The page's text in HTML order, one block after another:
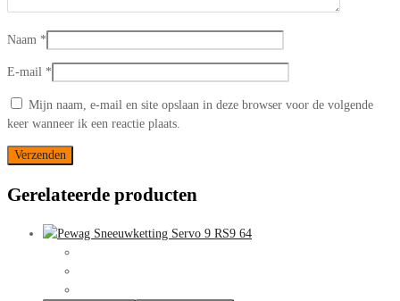
Naam *
E-mail *
Mijn naam, e-mail en site opslaan in deze browser voor de volgende
keer wanneer ik een reactie plaats.
Gerelateerde producten